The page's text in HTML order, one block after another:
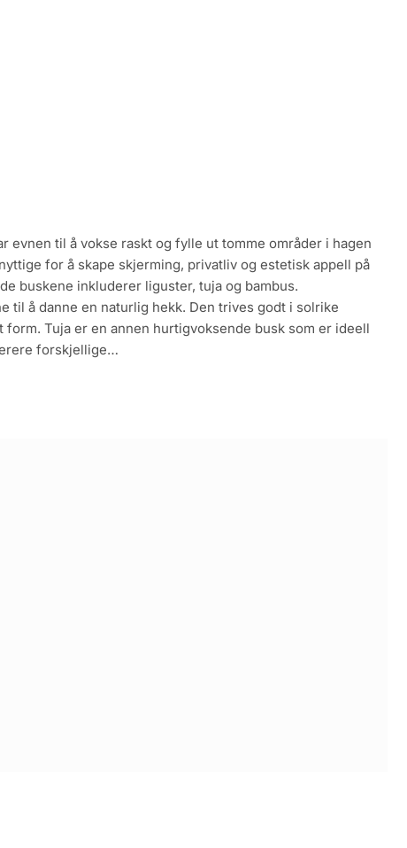
evnen til å vokse raskt og fylle ut tomme områder i hagen
for å skape skjerming, privatliv og estetisk appell på
buskene inkluderer liguster, tuja og bambus.
til å danne en naturlig hekk. Den trives godt i solrike
Tuja er en annen hurtigvoksende busk som er ideell
forskjellige…